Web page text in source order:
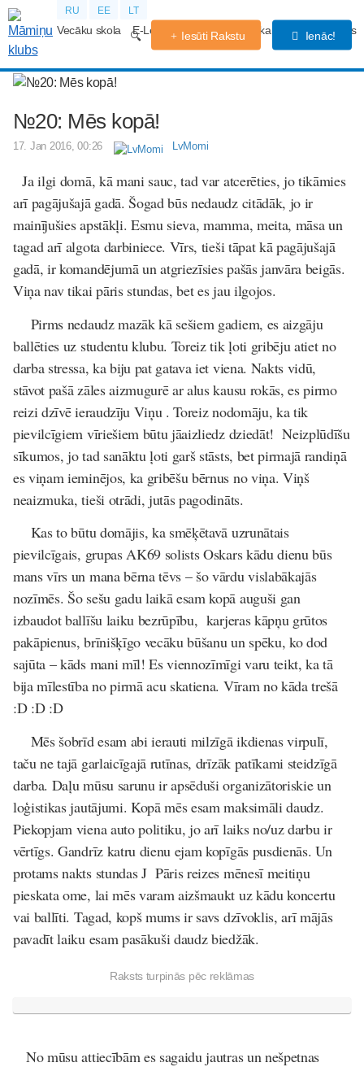
RU EE LT
Vecāku skola E-Lekcijas Grūtniecības kalendārs Forums
Iesūti Rakstu Ienāc!
№20: Mēs kopā!
17. Jan 2016, 00:26 LvMomi
Ja ilgi domā, kā mani sauc, tad var atcerēties, jo tikāmies
arī pagājušajā gadā. Šogad būs nedaudz citādāk, jo ir
mainījušies apstākļi. Esmu sieva, mamma, meita, māsa un
tagad arī algota darbiniece. Vīrs, tieši tāpat kā pagājušajā
gadā, ir komandējumā un atgriezīsies pašās janvāra beigās.
Viņa nav tikai pāris stundas, bet es jau ilgojos.
Pirms nedaudz mazāk kā sešiem gadiem, es aizgāju
ballēties uz studentu klubu. Toreiz tik ļoti gribēju atiet no
darba stressa, ka biju pat gatava iet viena. Nakts vidū,
stāvot pašā zāles aizmugurē ar alus kausu rokās, es pirmo
reizi dzīvē ieraudzīju Viņu . Toreiz nodomāju, ka tik
pievilcīgiem vīriešiem būtu jāaizliedz dziedāt! Neizplūdīšu
sīkumos, jo tad sanāktu ļoti garš stāsts, bet pirmajā randiņā
es viņam ieminējos, ka gribēšu bērnus no viņa. Viņš
neaizmuka, tieši otrādi, jutās pagodināts.
Kas to būtu domājis, ka smēķētavā uzrunātais
pievilcīgais, grupas AK69 solists Oskars kādu dienu būs
mans vīrs un mana bērna tēvs – šo vārdu vislabākajās
nozīmēs. Šo sešu gadu laikā esam kopā auguši gan
izbaudot ballīšu laiku bezrūpību, karjeras kāpņu grūtos
pakāpienus, brīnišķīgo vecāku būšanu un spēku, ko dod
sajūta – kāds mani mīl! Es viennozīmīgi varu teikt, ka tā
bija mīlestība no pirmā acu skatiena. Vīram no kāda trešā
:D :D :D
Mēs šobrīd esam abi ierauti milzīgā ikdienas virpulī,
taču ne tajā garlaicīgajā rutīnas, drīzāk patīkami steidzīgā
darba. Daļu mūsu sarunu ir apsēduši organizātoriskie un
loģistikas jautājumi. Kopā mēs esam maksimāli daudz.
Piekopjam viena auto politiku, jo arī laiks no/uz darbu ir
vērtīgs. Gandrīz katru dienu ejam kopīgās pusdienās. Un
protams nakts stundas J Pāris reizes mēnesī meitiņu
pieskata ome, lai mēs varam aizšmaukt uz kādu koncertu
vai ballīti. Tagad, kopš mums ir savs dzīvoklis, arī mājās
pavadīt laiku esam pasākuši daudz biedžāk.
Raksts turpinās pēc reklāmas
No mūsu attiecībām es sagaidu jautras un nešpetnas